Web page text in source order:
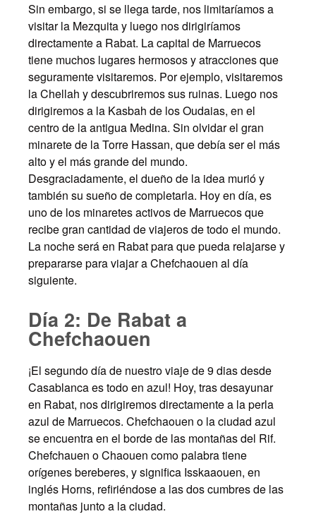
Sin embargo, si se llega tarde, nos limitaríamos a
visitar la Mezquita y luego nos dirigiríamos
directamente a Rabat. La capital de Marruecos
tiene muchos lugares hermosos y atracciones que
seguramente visitaremos. Por ejemplo, visitaremos
la Chellah y descubriremos sus ruinas. Luego nos
dirigiremos a la Kasbah de los Oudaias, en el
centro de la antigua Medina. Sin olvidar el gran
minarete de la Torre Hassan, que debía ser el más
alto y el más grande del mundo.
Desgraciadamente, el dueño de la idea murió y
también su sueño de completarla. Hoy en día, es
uno de los minaretes activos de Marruecos que
recibe gran cantidad de viajeros de todo el mundo.
La noche será en Rabat para que pueda relajarse y
prepararse para viajar a Chefchaouen al día
siguiente.
Día 2: De Rabat a
Chefchaouen
¡El segundo día de nuestro viaje de 9 dias desde
Casablanca es todo en azul! Hoy, tras desayunar
en Rabat, nos dirigiremos directamente a la perla
azul de Marruecos. Chefchaouen o la ciudad azul
se encuentra en el borde de las montañas del Rif.
Chefchauen o Chaouen como palabra tiene
orígenes bereberes, y significa Isskaaouen, en
inglés Horns, refiriéndose a las dos cumbres de las
montañas junto a la ciudad.